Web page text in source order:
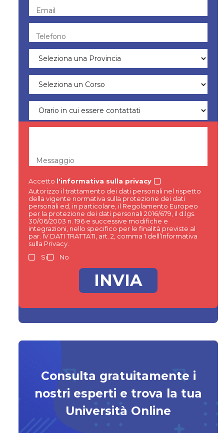
Email
Telefono
Messaggio
Accetto l'informativa sulla privacy
Autorizzo il trattamento dei dati personali nel rispetto
della vigente normativa sulla protezione dei dati
personali ed, in particolare, il Regolamento Europeo
per la protezione dei dati personali 2016/679, il d.lgs.
30/06/2003 n. 196 e successive modifiche e
integrazioni, nello specifico per le finalità previste al
par. IV DATI TRATTATI, art. 2, comma 1 dell’Informativa
sulla Privacy.
Si
No
Consulta gratuitamente i
nostri esperti e trova la tua
Università Online